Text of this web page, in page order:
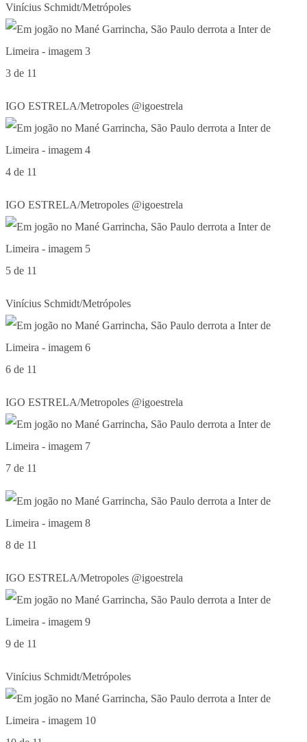
Vinícius Schmidt/Metrópoles
3 de 11
IGO ESTRELA/Metropoles @igoestrela
4 de 11
IGO ESTRELA/Metropoles @igoestrela
5 de 11
Vinícius Schmidt/Metrópoles
6 de 11
IGO ESTRELA/Metropoles @igoestrela
7 de 11
8 de 11
IGO ESTRELA/Metropoles @igoestrela
9 de 11
Vinícius Schmidt/Metrópoles